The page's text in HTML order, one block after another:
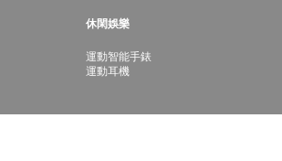
休閑娛樂
運動智能手錶
運動耳機